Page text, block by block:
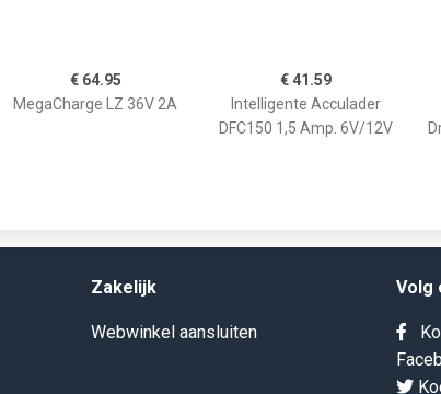
€ 64.95
MegaCharge LZ 36V 2A
€ 41.59
Intelligente Acculader
DFC150 1,5 Amp. 6V/12V
Zakelijk
Webwinkel aansluiten
Volg